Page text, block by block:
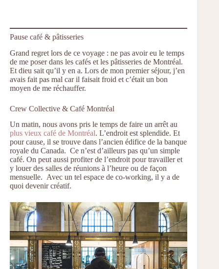
Pause café & pâtisseries
Grand regret lors de ce voyage : ne pas avoir eu le temps
de me poser dans les cafés et les pâtisseries de Montréal.
Et dieu sait qu’il y en a. Lors de mon premier séjour, j’en
avais fait pas mal car il faisait froid et c’était un bon
moyen de me réchauffer.
Crew Collective & Café Montréal
Un matin, nous avons pris le temps de faire un arrêt au
plus vieux café de Montréal. L’endroit est splendide. Et
pour cause, il se trouve dans l’ancien édifice de la banque
royale du Canada. Ce n’est d’ailleurs pas qu’un simple
café. On peut aussi profiter de l’endroit pour travailler et
y louer des salles de réunions à l’heure ou de façon
mensuelle. Avec un tel espace de co-working, il y a de
quoi devenir créatif.